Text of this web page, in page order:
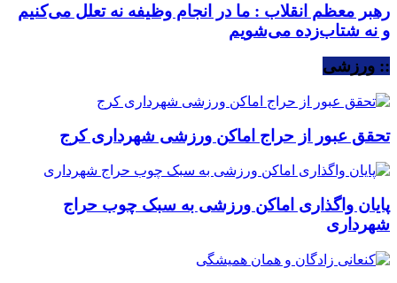
رهبر معظم انقلاب : ما در انجام وظیفه نه تعلل می‌کنیم
و نه شتاب‌زده می‌شویم
:: ورزشی
تحقق عبور از حراج اماکن ورزشی شهرداری کرج
پایان واگذاری اماکن ورزشی به سبک چوب حراج
شهرداری